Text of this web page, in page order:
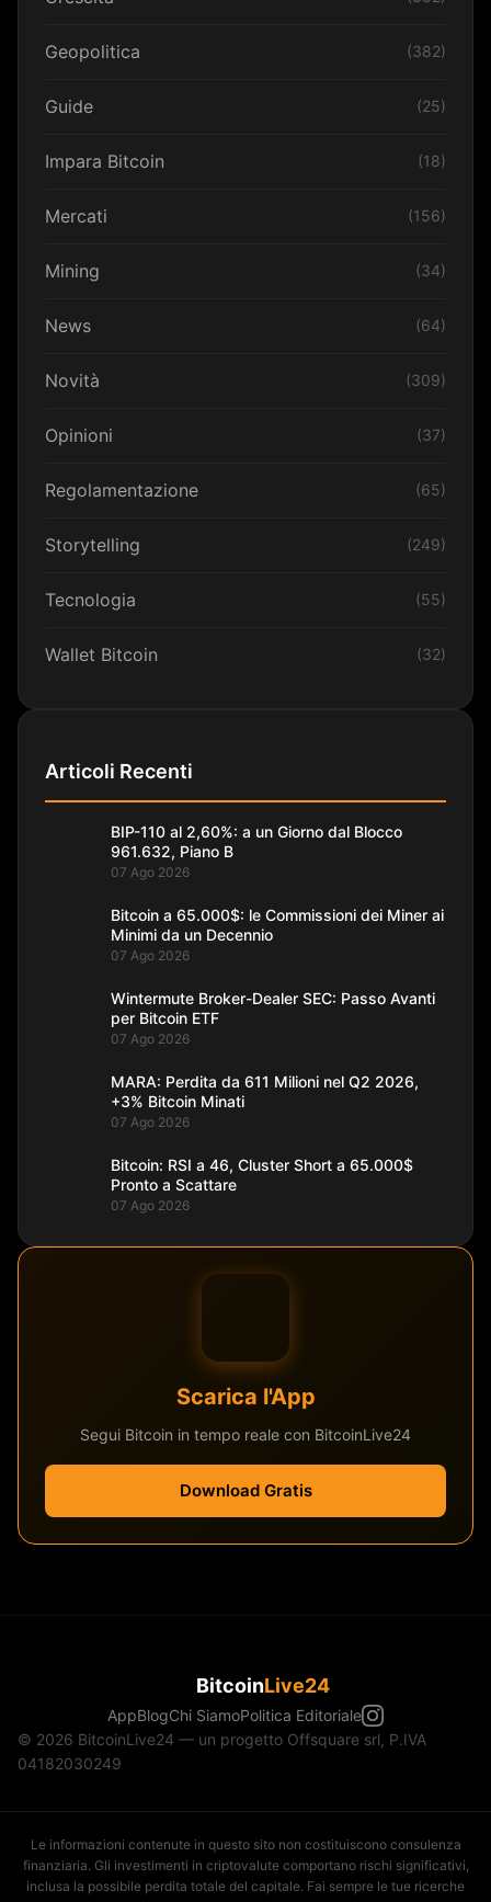
Geopolitica (382)
Guide (25)
Impara Bitcoin (18)
Mercati (156)
Mining (34)
News (64)
Novità (309)
Opinioni (37)
Regolamentazione (65)
Storytelling (249)
Tecnologia (55)
Wallet Bitcoin (32)
Articoli Recenti
BIP-110 al 2,60%: a un Giorno dal Blocco
961.632, Piano B
07 Ago 2026
Bitcoin a 65.000$: le Commissioni dei Miner ai
Minimi da un Decennio
07 Ago 2026
Wintermute Broker-Dealer SEC: Passo Avanti
per Bitcoin ETF
07 Ago 2026
MARA: Perdita da 611 Milioni nel Q2 2026,
+3% Bitcoin Minati
07 Ago 2026
Bitcoin: RSI a 46, Cluster Short a 65.000$
Pronto a Scattare
07 Ago 2026
Scarica l'App
Segui Bitcoin in tempo reale con BitcoinLive24
Download Gratis
BitcoinLive24
AppBlogChi SiamoPolitica Editoriale
© 2026 BitcoinLive24 — un progetto Offsquare srl, P.IVA
04182030249
Le informazioni contenute in questo sito non costituiscono consulenza
finanziaria. Gli investimenti in criptovalute comportano rischi significativi,
inclusa la possibile perdita totale del capitale. Fai sempre le tue ricerche